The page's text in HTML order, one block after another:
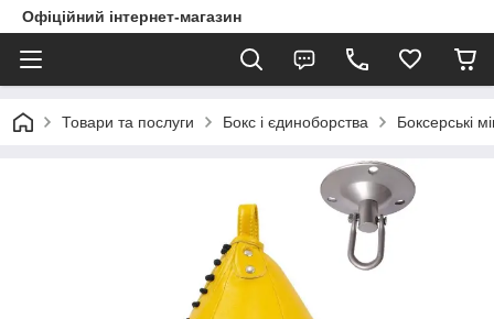
Офіційний інтернет-магазин
Товари та послуги Бокс і єдиноборства Боксерські